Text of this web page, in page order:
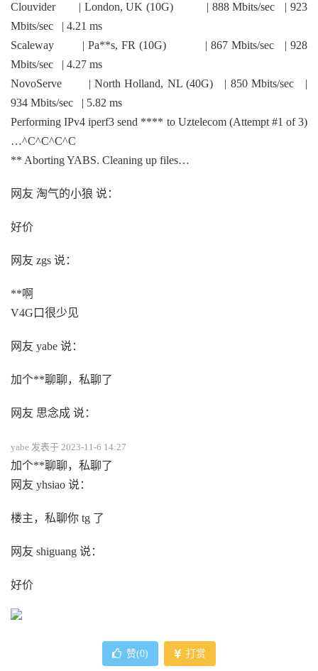
Clouvider | London, UK (10G) | 888 Mbits/sec | 923
Mbits/sec | 4.21 ms
Scaleway | Pa**s, FR (10G) | 867 Mbits/sec | 928
Mbits/sec | 4.27 ms
NovoServe | North Holland, NL (40G) | 850 Mbits/sec |
934 Mbits/sec | 5.82 ms
Performing IPv4 iperf3 send **** to Uztelecom (Attempt #1 of 3)
…^C^C^C^C
** Aborting YABS. Cleaning up files…
网友 淘气的小狼 说：
好价
网友 zgs 说：
**啊
V4G口很少见
网友 yabe 说：
加个**聊聊，私聊了
网友 思念成 说：
yabe 发表于 2023-11-6 14:27
加个**聊聊，私聊了
网友 yhsiao 说：
楼主，私聊你 tg 了
网友 shiguang 说：
好价
赞(0) 打赏